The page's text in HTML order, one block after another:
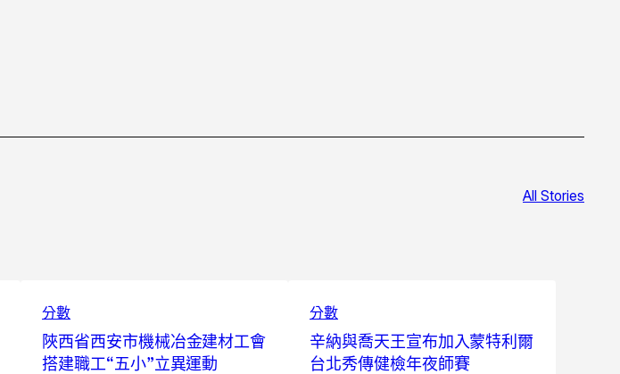
All Stories
分數
陜西省西安市機械冶金建材工會
搭建職工“五小”立異運動
分數
辛納與喬天王宣布加入蒙特利爾
台北秀傳健檢年夜師賽